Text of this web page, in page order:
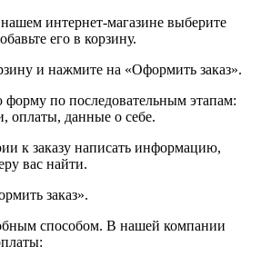
интернет-магазине выберите
его в корзину.
и нажмите на «Оформить заказ».
форму по последовательным этапам:
оплаты, данные о себе.
к заказу написать информацию,
вас найти.
заказ».
способом. В нашей компании